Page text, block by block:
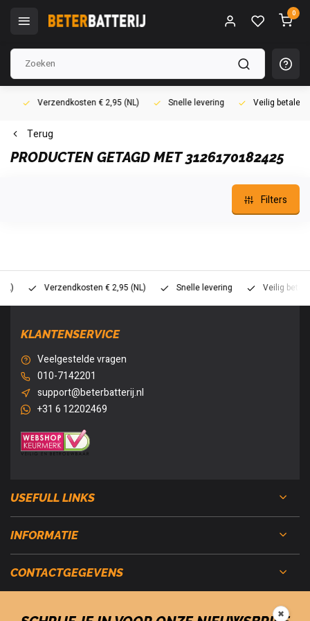
0
Verzendkosten € 2,95 (NL) Snelle levering Veilig betalen
Terug
PRODUCTEN GETAGD MET 3126170182425
Filters
Verzendkosten € 2,95 (NL) Snelle levering Veilig betalen
KLANTENSERVICE
Veelgestelde vragen
010-7142201
support@beterbatterij.nl
+31 6 12202469
USEFULL LINKS
INFORMATIE
CONTACTGEGEVENS
✖